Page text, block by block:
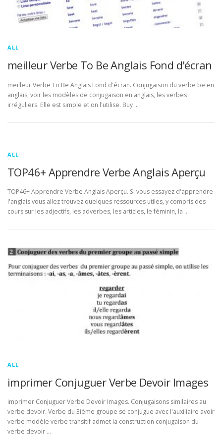
ALL
meilleur Verbe To Be Anglais Fond d'écran
meilleur Verbe To Be Anglais Fond d'écran. Conjugaison du verbe be en
anglais, voir les modèles de conjugaison en anglais, les verbes
irréguliers. Elle est simple et on l'utilise. Buy …
ALL
TOP46+ Apprendre Verbe Anglais Aperçu
TOP46+ Apprendre Verbe Anglais Aperçu. Si vous essayez d'apprendre
l'anglais vous allez trouvez quelques ressources utiles, y compris des
cours sur les adjectifs, les adverbes, les articles, le féminin, la …
ALL
imprimer Conjuguer Verbe Devoir Images
imprimer Conjuguer Verbe Devoir Images. Conjugaisons similaires au
verbe devoir. Verbe du 3ième groupe se conjugue avec l'auxiliaire avoir
verbe modèle verbe transitif admet la construction conjugaison du
verbe devoir …